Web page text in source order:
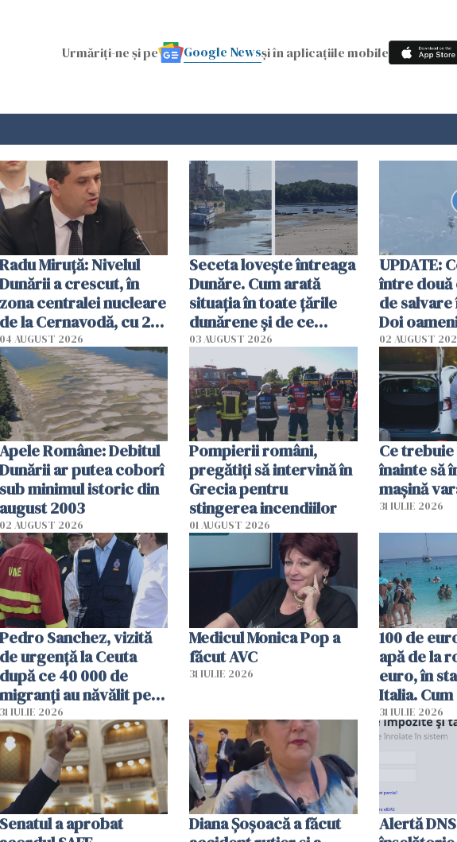
Urmăriți-ne și pe Google Newsși în aplicațiile mobile
Radu Miruţă: Nivelul
Dunării a crescut, în
zona centralei nucleare
de la Cernavodă, cu 2
cm faţă de ziua trecută
04 AUGUST 2026
Seceta lovește întreaga
Dunăre. Cum arată
situația în toate țările
dunărene și de ce
România resimte
efectele, deși a plouat
în iulie
03 AUGUST 2026
UPDATE:
între
de salvare
Doi
02 AUGUST
Apele Române: Debitul
Dunării ar putea coborî
sub minimul istoric din
august 2003
02 AUGUST 2026
Pompierii români,
pregătiţi să intervină în
Grecia pentru
stingerea incendiilor
01 AUGUST 2026
Ce
înainte să
mașină
31 IULIE 2026
Pedro Sanchez, vizită
de urgență la Ceuta
după ce 40 000 de
migranți au năvălit pe
teritoriul spaniol: „Vom
mobiliza toate
resursele"
31 IULIE 2026
Medicul Monica Pop a
făcut AVC
31 IULIE 2026
100 de
apă de la
euro, în
Italia.
autoritățile
31 IULIE 2026
Senatul a aprobat
Diana Șoșoacă a făcut
Alertă